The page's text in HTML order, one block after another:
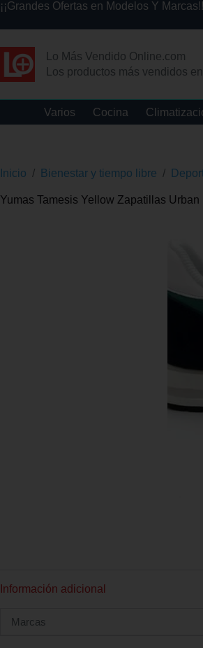
¡¡Grandes Ofertas en Modelos Y Marcas!!
Lo Más Vendido Online.com
Los productos más vendidos
Varios Cocina
Inicio / Bienestar y tiempo libre /
Yumas Tamesis Yellow Zapatillas Urban
Información adicional
Marcas